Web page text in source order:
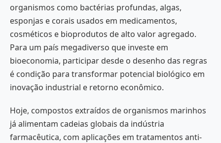
organismos como bactérias profundas, algas,
esponjas e corais usados em medicamentos,
cosméticos e bioprodutos de alto valor agregado.
Para um país megadiverso que investe em
bioeconomia, participar desde o desenho das regras
é condição para transformar potencial biológico em
inovação industrial e retorno econômico.
Hoje, compostos extraídos de organismos marinhos
já alimentam cadeias globais da indústria
farmacêutica, com aplicações em tratamentos anti-